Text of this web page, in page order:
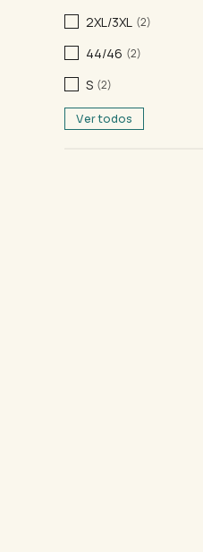
2XL/3XL (2)
44/46 (2)
S (2)
Ver todos